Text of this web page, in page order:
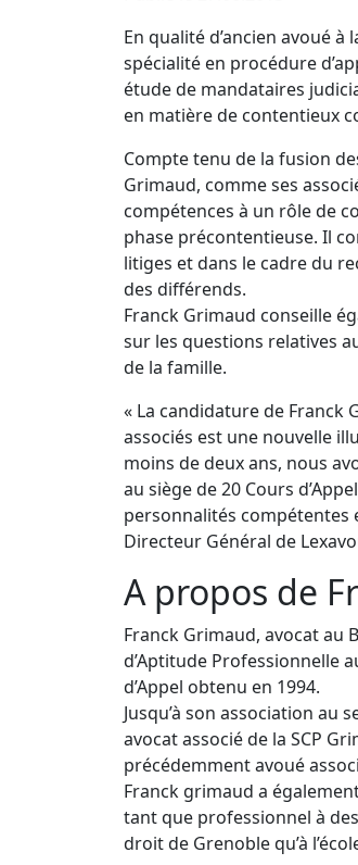
En qualité d’ancien avoué
spécialité en procédure
étude de mandataires
en matière de contentieux
Compte tenu de la fusion
Grimaud, comme ses
compétences à un rôle de
phase précontentieuse. Il
litiges et dans le cadre du
des différends.
Franck Grimaud conseille
sur les questions relatives
de la famille.
« La candidature de Franck
associés est une nouvelle
moins de deux ans, nous
au siège de 20 Cours
personnalités compétentes
Directeur Général de
A propos de
Franck Grimaud, avocat au
d’Aptitude Professionnelle
d’Appel obtenu en 1994.
Jusqu’à son association au
avocat associé de la SCP
précédemment avoué
Franck grimaud a
tant que professionnel à
droit de Grenoble qu’à